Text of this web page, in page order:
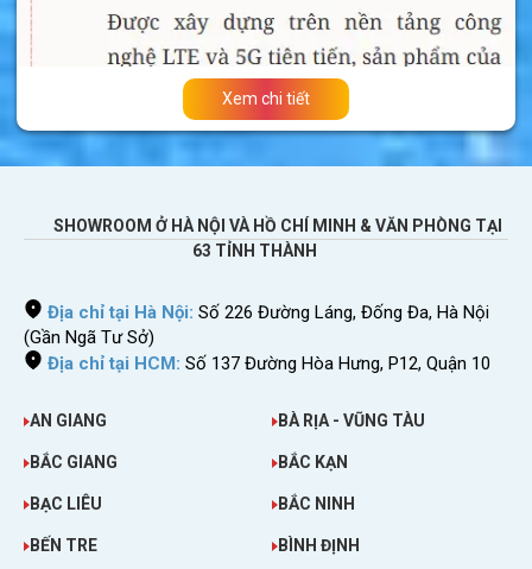
>>>Bảng giá sim du lịch quốc tế mới
nhất bạn có thể tham khảo tại: mua Sim
4G quốc tế
Thông tin chi tiết gói sim du lịch Colombia
Có sẵn dữ liệu 4G dùng tại Colombia.
Nhận sim tại Việt Nam. Lắp vào máy xuống
Xem chi tiết
SHOWROOM Ở HÀ NỘI VÀ HỒ CHÍ MINH & VĂN PHÒNG TẠI
63 TỈNH THÀNH
Địa chỉ tại Hà Nội: Số 226 Đường Láng, Đống Đa, Hà Nội
(Gần Ngã Tư Sở)
Địa chỉ tại HCM: Số 137 Đường Hòa Hưng, P12, Quận 10
AN GIANG BÀ RỊA - VŨNG TÀU
BẮC GIANG BẮC KẠN
BẠC LIÊU BẮC NINH
BẾN TRE BÌNH ĐỊNH